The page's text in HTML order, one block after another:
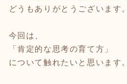
どうもありがとうございます。
今回は、
「肯定的な思考の育て方」
について触れたいと思います。